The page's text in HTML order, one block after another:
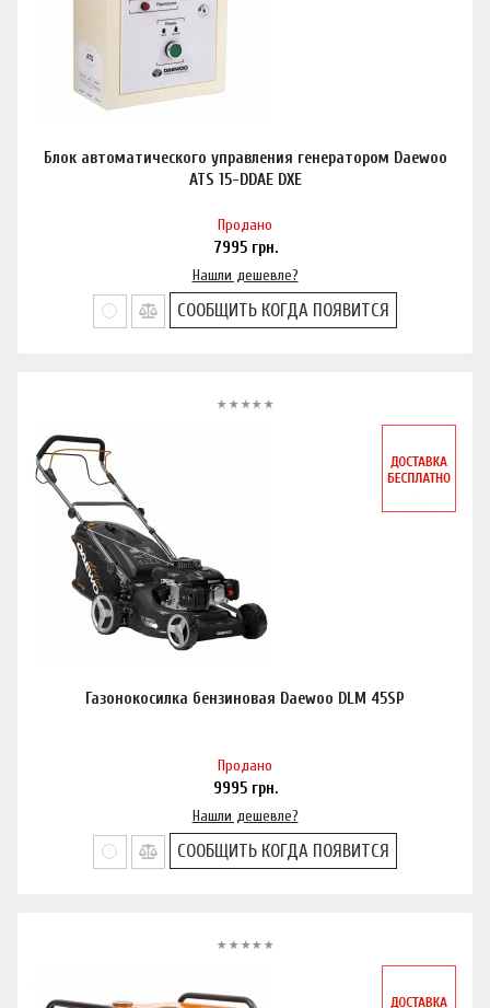
Блок автоматического управления генератором Daewoo
ATS 15-DDAE DXE
Продано
7995грн.
Нашли дешевле?
СООБЩИТЬ КОГДА ПОЯВИТСЯ
Газонокосилка бензиновая Daewoo DLM 45SP
Продано
9995грн.
Нашли дешевле?
СООБЩИТЬ КОГДА ПОЯВИТСЯ